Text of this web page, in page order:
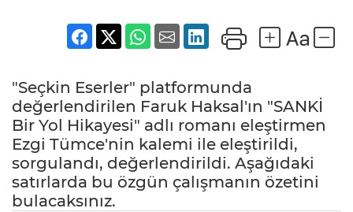
"Seçkin Eserler" platformunda
değerlendirilen Faruk Haksal'ın "SANKİ
Bir Yol Hikayesi" adlı romanı eleştirmen
Ezgi Tümce'nin kalemi ile eleştirildi,
sorgulandı, değerlendirildi. Aşağıdaki
satırlarda bu özgün çalışmanın özetini
bulacaksınız.